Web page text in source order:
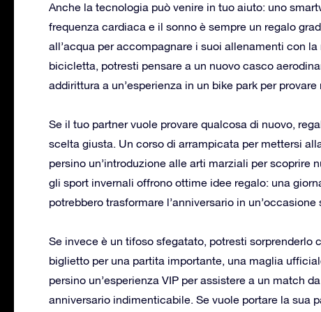
Anche la tecnologia può venire in tuo aiuto: uno
frequenza cardiaca e il sonno è sempre un regalo
all’acqua per accompagnare i suoi allenamenti con
bicicletta, potresti pensare a un nuovo casco
addirittura a un’esperienza in un bike park per
Se il tuo partner vuole provare qualcosa di nuovo,
scelta giusta. Un corso di arrampicata per mettersi
persino un’introduzione alle arti marziali per scoprire
gli sport invernali offrono ottime idee regalo: una
potrebbero trasformare l’anniversario in
Se invece è un tifoso sfegatato, potresti sorprenderlo
biglietto per una partita importante, una maglia
persino un’esperienza VIP per assistere a un match
anniversario indimenticabile. Se vuole portare la sua